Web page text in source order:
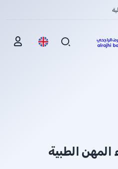
المهن الطبية